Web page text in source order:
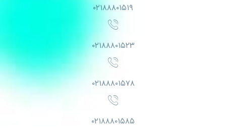
۰۲۱۸۸۸۰۱۵۱۹
۰۲۱۸۸۸۰۱۵۲۳
۰۲۱۸۸۸۰۱۵۷۸
۰۲۱۸۸۸۰۱۵۸۵